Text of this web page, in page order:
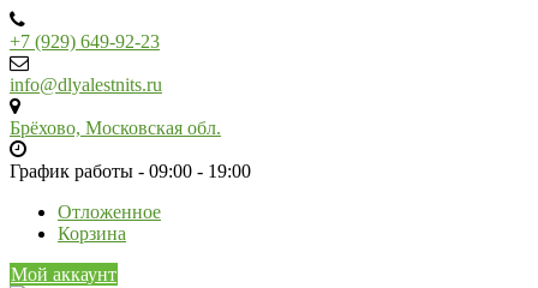
Skip
to
content
+7 (929) 649-92-23
info@dlyalestnits.ru
Брёхово, Московская обл.
График работы - 09:00 - 19:00
Отложенное
Корзина
Мой аккаунт